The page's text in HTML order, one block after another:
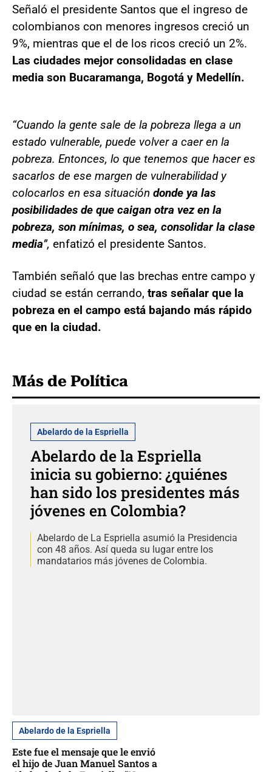
Señaló el presidente Santos que el ingreso de
colombianos con menores ingresos creció un
9%, mientras que el de los ricos creció un 2%.
Las ciudades mejor consolidadas en clase
media son Bucaramanga, Bogotá y Medellín.
“Cuando la gente sale de la pobreza llega a un
estado vulnerable, puede volver a caer en la
pobreza. Entonces, lo que tenemos que hacer es
sacarlos de ese margen de vulnerabilidad y
colocarlos en esa situación donde ya las
posibilidades de que caigan otra vez en la
pobreza, son mínimas, o sea, consolidar la clase
media”, enfatizó el presidente Santos.
También señaló que las brechas entre campo y
ciudad se están cerrando, tras señalar que la
pobreza en el campo está bajando más rápido
que en la ciudad.
Más de Política
Abelardo de la Espriella
Abelardo de la Espriella
inicia su gobierno: ¿quiénes
han sido los presidentes más
jóvenes en Colombia?
Abelardo de La Espriella asumió la Presidencia
con 48 años. Así queda su lugar entre los
mandatarios más jóvenes de Colombia.
Abelardo de la Espriella
Este fue el mensaje que le envió
el hijo de Juan Manuel Santos a